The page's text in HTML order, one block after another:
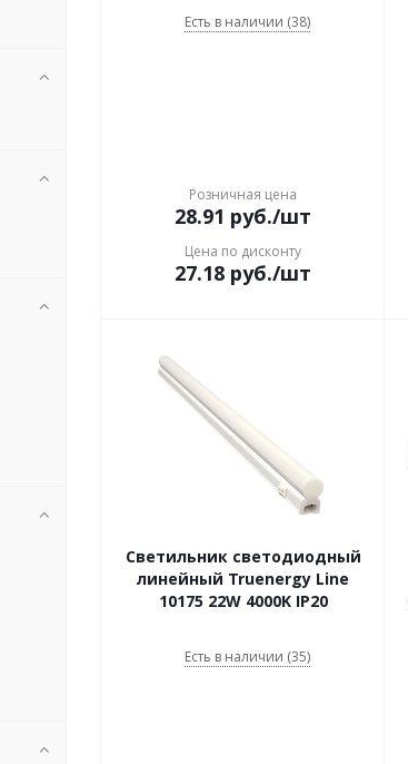
Есть в наличии (38)
Розничная цена
28.91 руб./шт
Цена по дисконту
27.18 руб./шт
Светильник светодиодный
линейный Truenergy Line
10175 22W 4000K IP20
Есть в наличии (35)